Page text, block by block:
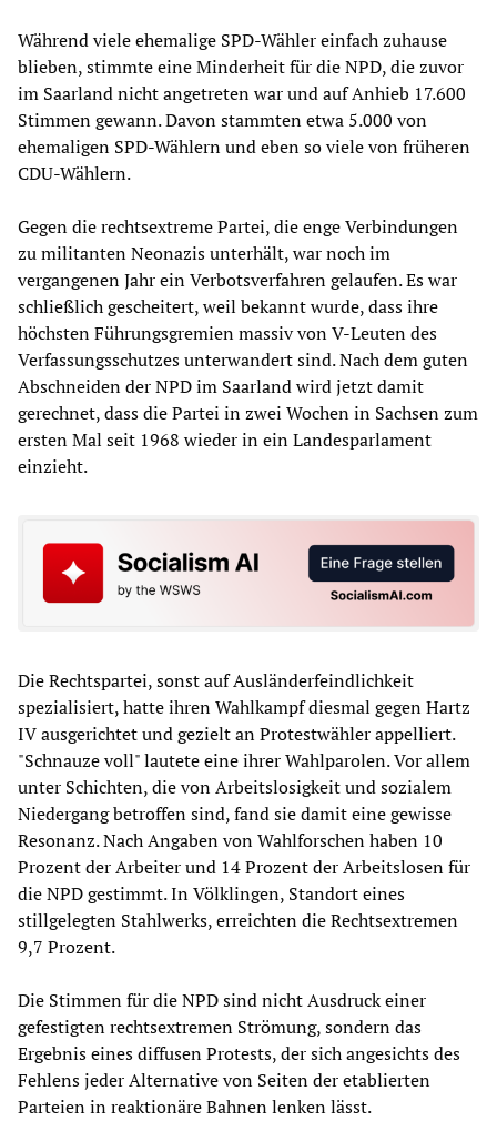
Während viele ehemalige SPD-Wähler einfach zuhause
blieben, stimmte eine Minderheit für die NPD, die zuvor
im Saarland nicht angetreten war und auf Anhieb 17.600
Stimmen gewann. Davon stammten etwa 5.000 von
ehemaligen SPD-Wählern und eben so viele von früheren
CDU-Wählern.
Gegen die rechtsextreme Partei, die enge Verbindungen
zu militanten Neonazis unterhält, war noch im
vergangenen Jahr ein Verbotsverfahren gelaufen. Es war
schließlich gescheitert, weil bekannt wurde, dass ihre
höchsten Führungsgremien massiv von V-Leuten des
Verfassungsschutzes unterwandert sind. Nach dem guten
Abschneiden der NPD im Saarland wird jetzt damit
gerechnet, dass die Partei in zwei Wochen in Sachsen zum
ersten Mal seit 1968 wieder in ein Landesparlament
einzieht.
Die Rechtspartei, sonst auf Ausländerfeindlichkeit
spezialisiert, hatte ihren Wahlkampf diesmal gegen Hartz
IV ausgerichtet und gezielt an Protestwähler appelliert.
"Schnauze voll" lautete eine ihrer Wahlparolen. Vor allem
unter Schichten, die von Arbeitslosigkeit und sozialem
Niedergang betroffen sind, fand sie damit eine gewisse
Resonanz. Nach Angaben von Wahlforschen haben 10
Prozent der Arbeiter und 14 Prozent der Arbeitslosen für
die NPD gestimmt. In Völklingen, Standort eines
stillgelegten Stahlwerks, erreichten die Rechtsextremen
9,7 Prozent.
Die Stimmen für die NPD sind nicht Ausdruck einer
gefestigten rechtsextremen Strömung, sondern das
Ergebnis eines diffusen Protests, der sich angesichts des
Fehlens jeder Alternative von Seiten der etablierten
Parteien in reaktionäre Bahnen lenken lässt.